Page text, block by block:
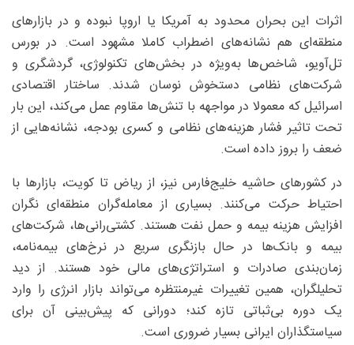
اثرات این بحران محدود به آمریکا یا اروپا نبوده و در بازارهای
منطقه‌ای هم نشانه‌های اضطراب کاملا مشهود است. در بورس
تل‌آویو، شاخص‌ها به‌ویژه در بخش‌های تکنولوژی، گردشگری و
شرکت‌های نظامی دستخوش نوسان شدند. ساختار اقتصادی
اسرائیل که معمولا در مواجهه با تنش‌ها مقاوم عمل می‌کند، این بار
تحت تاثیر فشار هزینه‌های نظامی و کسری بودجه، نشانه‌هایی از
ضعف را بروز داده است.
در کشورهای حاشیه خلیج‌فارس نیز، از ریاض تا کویت، بازارها با
احتیاط حرکت می‌کنند. بسیاری از معامله‌گران منطقه‌ای نگران
افزایش هزینه بیمه و حمل نفت هستند. کشتی‌رانی‌ها، شرکت‌های
بیمه و بانک‌ها در حال بازنگری سریع در نرخ‌های بیمه‌نامه،
زمان‌بندی صادرات و استراتژی‌های مالی خود هستند. از دید
تحلیلگران، همین تغییرات غیرمنتظره می‌تواند بازار انرژی را وارد
یک دوره بی‌ثباتی تازه کند؛ دورانی که پیش‌بینی آن برای
سیاستگذاران ایرانی بسیار ضروری است.